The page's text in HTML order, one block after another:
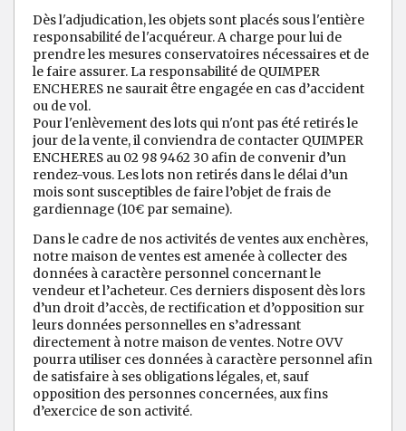
Dès l'adjudication, les objets sont placés sous l'entière
responsabilité de l'acquéreur. A charge pour lui de
prendre les mesures conservatoires nécessaires et de
le faire assurer. La responsabilité de QUIMPER
ENCHERES ne saurait être engagée en cas d’accident
ou de vol.
Pour l'enlèvement des lots qui n'ont pas été retirés le
jour de la vente, il conviendra de contacter QUIMPER
ENCHERES au 02 98 9462 30 afin de convenir d’un
rendez-vous. Les lots non retirés dans le délai d’un
mois sont susceptibles de faire l’objet de frais de
gardiennage (10€ par semaine).
Dans le cadre de nos activités de ventes aux enchères,
notre maison de ventes est amenée à collecter des
données à caractère personnel concernant le
vendeur et l’acheteur. Ces derniers disposent dès lors
d’un droit d’accès, de rectification et d’opposition sur
leurs données personnelles en s’adressant
directement à notre maison de ventes. Notre OVV
pourra utiliser ces données à caractère personnel afin
de satisfaire à ses obligations légales, et, sauf
opposition des personnes concernées, aux fins
d’exercice de son activité.